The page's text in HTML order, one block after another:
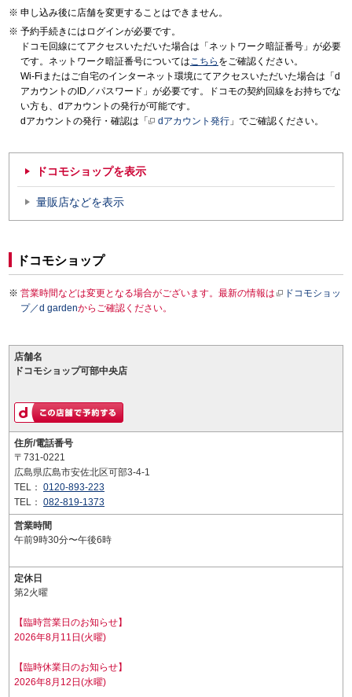
申し込み後に店舗を変更することはできません。
予約手続きにはログインが必要です。
ドコモ回線にてアクセスいただいた場合は「ネットワーク暗証番号」が必要
です。ネットワーク暗証番号についてはこちら をご確認ください。
Wi-Fiまたはご自宅のインターネット環境にてアクセスいただいた場合は「d
アカウントのID／パスワード」が必要です。ドコモの契約回線をお持ちでな
い方も、dアカウントの発行が可能です。
dアカウントの発行・確認は「
dアカウント発行 」でご確認ください。
ドコモショップを表示
量販店などを表示
ドコモショップ
営業時間などは変更となる場合がございます。最新の情報は
ドコモショッ
プ／d gardenからご確認ください。
店舗名
ドコモショップ可部中央店
住所/電話番号
〒731-0221
広島県広島市安佐北区可部3-4-1
TEL： 0120-893-223
TEL： 082-819-1373
営業時間
午前9時30分〜午後6時
定休日
第2火曜
【臨時営業日のお知らせ】
2026年8月11日(火曜)
【臨時休業日のお知らせ】
2026年8月12日(水曜)